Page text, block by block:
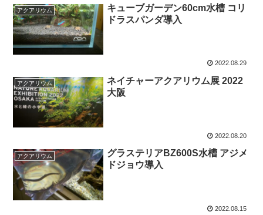
アクアリウム
キューブガーデン60cm水槽 コリ
ドラスパンダ導入
2022.08.29
アクアリウム
ネイチャーアクアリウム展 2022
大阪
2022.08.20
アクアリウム
グラステリアBZ600S水槽 アジメ
ドジョウ導入
2022.08.15